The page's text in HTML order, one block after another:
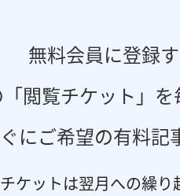
無料会員に登録
閲覧チケット」
にご希望の有料記
ケットは翌月への繰り